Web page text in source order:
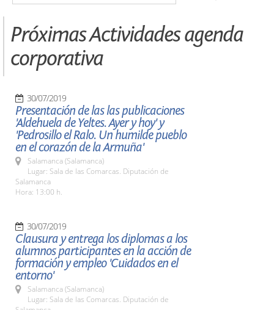
Próximas Actividades agenda
corporativa
30/07/2019
Presentación de las las publicaciones
'Aldehuela de Yeltes. Ayer y hoy' y
'Pedrosillo el Ralo. Un humilde pueblo
en el corazón de la Armuña'
Salamanca (Salamanca)
Lugar: Sala de las Comarcas. Diputación de
Salamanca
Hora: 13:00 h.
30/07/2019
Clausura y entrega los diplomas a los
alumnos participantes en la acción de
formación y empleo 'Cuidados en el
entorno'
Salamanca (Salamanca)
Lugar: Sala de las Comarcas. Diputación de